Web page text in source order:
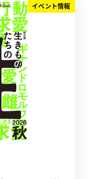
イベント情報